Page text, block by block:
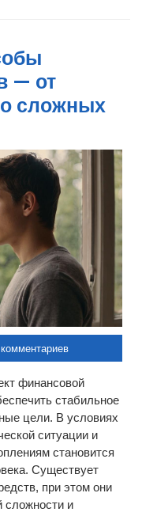
— от
сложных
финансовой
стабильное
цели. В условиях
ситуации и
становится
Существует
при этом они
сложности и